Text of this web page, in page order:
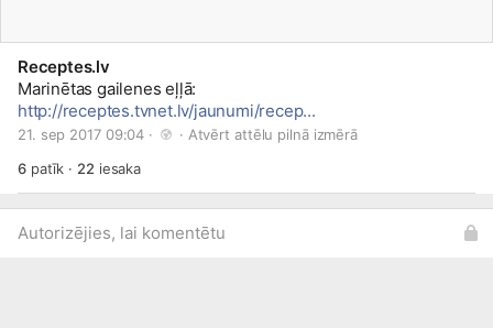
Receptes.lv
Marinētas gailenes eļļā:
http://receptes.tvnet.lv/jaunumi/recep...
21. sep 2017 09:04 · · Atvērt attēlu pilnā izmērā
6patīk · 22 iesaka
Autorizējies, lai komentētu